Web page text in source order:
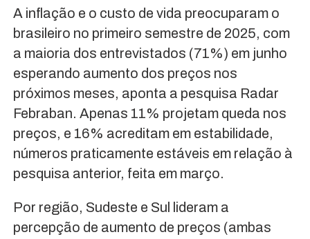
A inflação e o custo de vida preocuparam o
brasileiro no primeiro semestre de 2025, com
a maioria dos entrevistados (71%) em junho
esperando aumento dos preços nos
próximos meses, aponta a pesquisa Radar
Febraban. Apenas 11% projetam queda nos
preços, e 16% acreditam em estabilidade,
números praticamente estáveis em relação à
pesquisa anterior, feita em março.
Por região, Sudeste e Sul lideram a
percepção de aumento de preços (ambas